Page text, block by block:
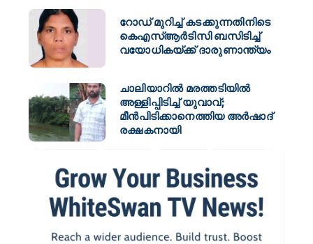
റോഡ് മുറിച്ച് കടക്കുന്നതിനിടെ
കെഎസ്ആർടിസി ബസിടിച്ച്
വയോധികയ്ക്ക് ദാരുണാന്ത്യം
ചാലിയാറിൽ മരത്തടിയിൽ
അള്ളിപ്പിടിച്ച് യുവാവ്;
മീൻപിടിക്കാനെത്തിയ അർഷാദ്
രക്ഷകനായി